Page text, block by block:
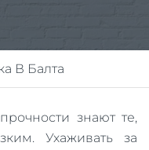
В Балта
знают те,
Ухаживать за